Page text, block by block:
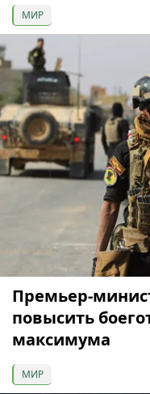
МИР
Премьер-
повысить
максимума
МИР